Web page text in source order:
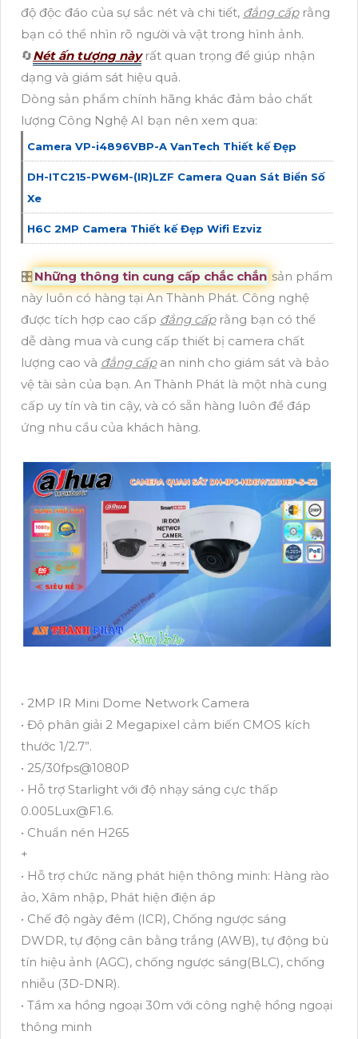
độ độc đáo của sự sắc nét và chi tiết, đẳng cấprằng
bạn có thể nhìn rõ người và vật trong hình ảnh.
🔄Nét ấn tượng nàyrất quan trọng để giúp nhận
dạng và giám sát hiệu quả.
Dòng sản phẩm chính hãng khác đảm bảo chất
lượng Công Nghệ AI bạn nên xem qua:
Camera VP-i4896VBP-A VanTech Thiết kế Đẹp
DH-ITC215-PW6M-(IR)LZF Camera Quan Sát Biển Số
Xe
H6C 2MP Camera Thiết kế Đẹp Wifi Ezviz
🎛Những thông tin cung cấp chắc chắn sản phẩm
này luôn có hàng tại An Thành Phát. Công nghệ
được tích hợp cao cấp đẳng cấprằng bạn có thể
dễ dàng mua và cung cấp thiết bị camera chất
lượng cao và đẳng cấpan ninh cho giám sát và bảo
vệ tài sản của bạn. An Thành Phát là một nhà cung
cấp uy tín và tin cậy, và có sẵn hàng luôn để đáp
ứng nhu cầu của khách hàng.
• 2MP IR Mini Dome Network Camera
• Độ phân giải 2 Megapixel cảm biến CMOS kích
thước 1/2.7”.
• 25/30fps@1080P
• Hỗ trợ Starlight với độ nhạy sáng cực thấp
0.005Lux@F1.6.
• Chuẩn nén H265
+
• Hỗ trợ chức năng phát hiện thông minh: Hàng rào
ảo, Xâm nhập, Phát hiện điện áp
• Chế độ ngày đêm (ICR), Chống ngược sáng
DWDR, tự động cân bằng trắng (AWB), tự động bù
tín hiệu ảnh (AGC), chống ngược sáng(BLC), chống
nhiễu (3D-DNR).
• Tầm xa hồng ngoại 30m với công nghệ hồng ngoại
thông minh